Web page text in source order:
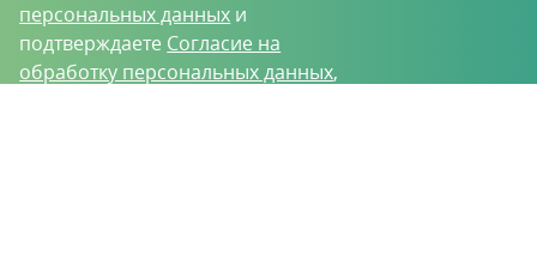
персональных данных и
подтверждаете Согласие на
обработку персональных данных,